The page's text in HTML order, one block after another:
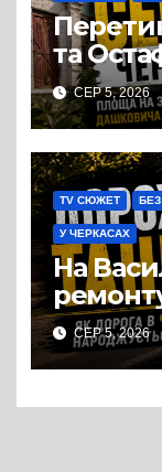
та
Звідси
міста,
СЕР 5, 2026
TV СЮЖЕТ
У ЧЕРКАСАХ
На
вулиці
СЕР 5, 2026